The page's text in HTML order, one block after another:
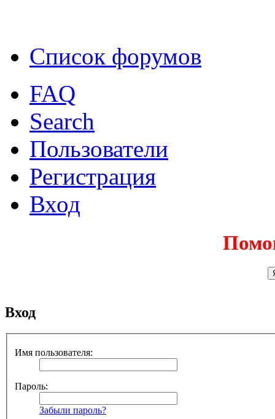
Список форумов
FAQ
Search
Пользователи
Регистрация
Вход
Вход
Имя пользователя:
Пароль:
Забыли пароль?